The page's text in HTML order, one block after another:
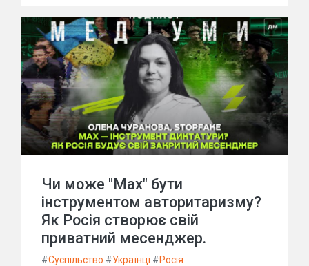
Чи може "Max" бути
інструментом авторитаризму?
Як Росія створює свій
приватний месенджер.
#Суспільство #Українці #Росія